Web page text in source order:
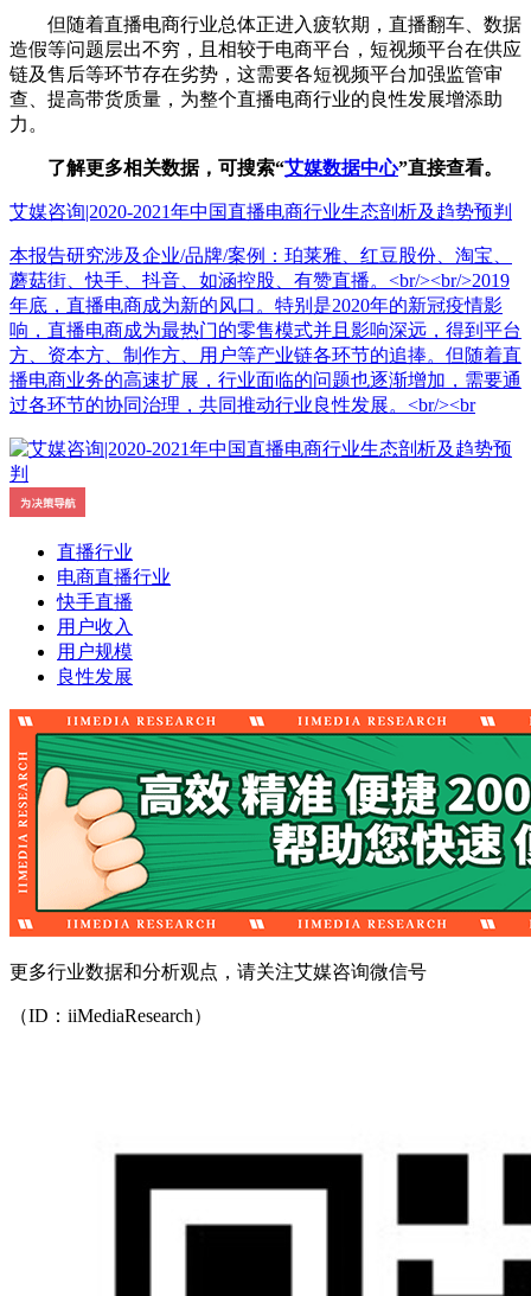
但随着直播电商行业总体正进入疲软期，直播翻车、数据
造假等问题层出不穷，且相较于电商平台，短视频平台在供应
链及售后等环节存在劣势，这需要各短视频平台加强监管审
查、提高带货质量，为整个直播电商行业的良性发展增添助
力。
了解更多相关数据，可搜索“艾媒数据中心”直接查看。
艾媒咨询|2020-2021年中国直播电商行业生态剖析及趋势预判
本报告研究涉及企业/品牌/案例：珀莱雅、红豆股份、淘宝、
蘑菇街、快手、抖音、如涵控股、有赞直播。<br/><br/>2019
年底，直播电商成为新的风口。特别是2020年的新冠疫情影
响，直播电商成为最热门的零售模式并且影响深远，得到平台
方、资本方、制作方、用户等产业链各环节的追捧。但随着直
播电商业务的高速扩展，行业面临的问题也逐渐增加，需要通
过各环节的协同治理，共同推动行业良性发展。<br/><br
直播行业
电商直播行业
快手直播
用户收入
用户规模
良性发展
更多行业数据和分析观点，请关注艾媒咨询微信号
（ID：iiMediaResearch）